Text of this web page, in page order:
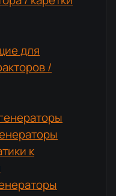
для
/
к